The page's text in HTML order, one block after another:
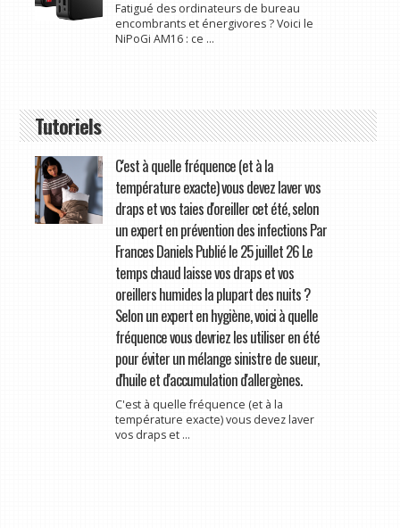
Fatigué des ordinateurs de bureau
encombrants et énergivores ? Voici le
NiPoGi AM16 : ce ...
Tutoriels
C'est à quelle fréquence (et à la
température exacte) vous devez laver vos
draps et vos taies d'oreiller cet été, selon
un expert en prévention des infections Par
Frances Daniels Publié le 25 juillet 26 Le
temps chaud laisse vos draps et vos
oreillers humides la plupart des nuits ?
Selon un expert en hygiène, voici à quelle
fréquence vous devriez les utiliser en été
pour éviter un mélange sinistre de sueur,
d'huile et d'accumulation d'allergènes.
C'est à quelle fréquence (et à la
température exacte) vous devez laver
vos draps et ...